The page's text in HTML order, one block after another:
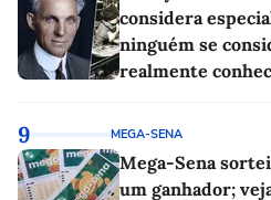
considera
ninguém se
realmente
9 MEGA-SENA
Mega-Sena
um ganhador;